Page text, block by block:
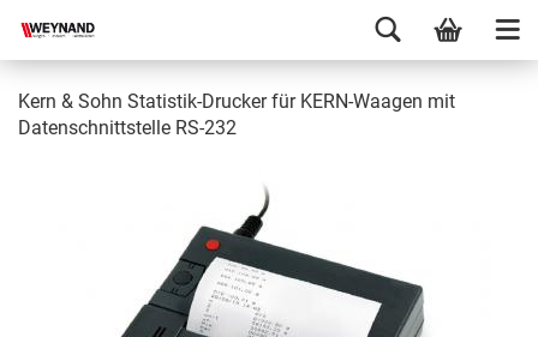
Kern & Sohn Statistik-Drucker für KERN-Waagen mit
Datenschnittstelle RS-232